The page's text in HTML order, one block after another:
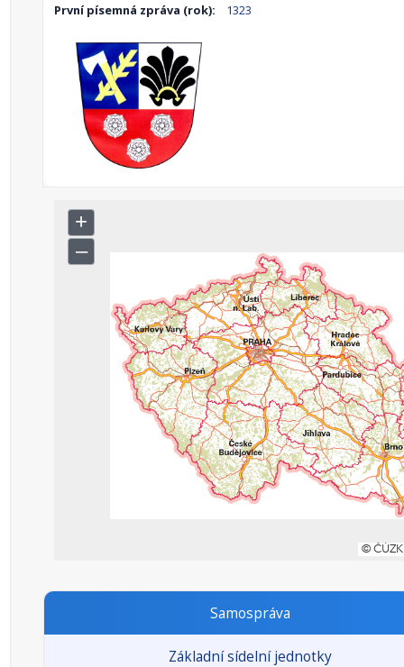
První písemná zpráva (rok):
1323
Samospráva
Základní sídelní jednotky